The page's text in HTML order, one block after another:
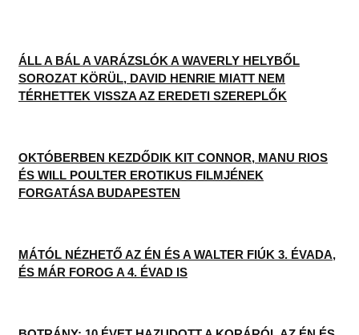
ÁLL A BÁL A VARÁZSLÓK A WAVERLY HELYBŐL
SOROZAT KÖRÜL, DAVID HENRIE MIATT NEM
TÉRHETTEK VISSZA AZ EREDETI SZEREPLŐK
OKTÓBERBEN KEZDŐDIK KIT CONNOR, MANU RIOS
ÉS WILL POULTER EROTIKUS FILMJÉNEK
FORGATÁSA BUDAPESTEN
MÁTÓL NÉZHETŐ AZ ÉN ÉS A WALTER FIÚK 3. ÉVADA,
ÉS MÁR FOROG A 4. ÉVAD IS